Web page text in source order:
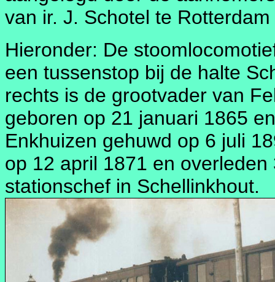
van ir. J. Schotel te
Hieronder: De
een tussenstop bij de halte
rechts is de grootvader van
geboren op 21 januari 1865
Enkhuizen gehuwd op 6 juli
op 12 april 1871 en
stationschef in Schellinkhout.